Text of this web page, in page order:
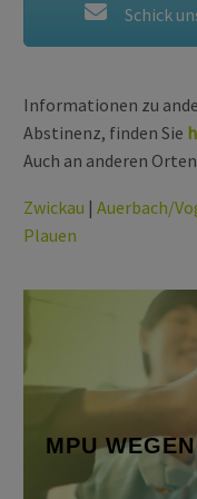
Schick
Informationen zu
Abstinenz, finden Sie
Auch an anderen
Zwickau | Auerbach/
Plauen
MPU
bei einer